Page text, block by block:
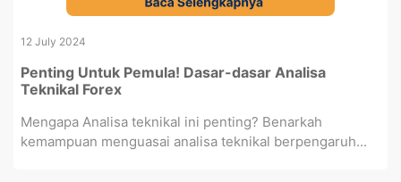
12 July 2024
Penting Untuk Pemula! Dasar-dasar Analisa
Teknikal Forex
Mengapa Analisa teknikal ini penting? Benarkah
kemampuan menguasai analisa teknikal berpengaruh...